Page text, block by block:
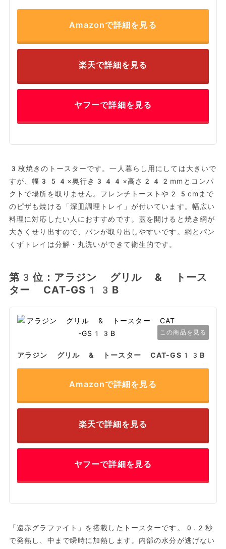
Amazonで詳細を見る
楽天で詳細を見る
ヤフーで詳細を見る
3枚焼きのトースターです。一人暮らし用にしては大きいで
すが、幅354×奥行き344×高さ242mmとコンパ
クトで場所を取りません。フレンチトーストや25cmまで
のピザも焼ける「深皿調理トレイ」が付いています。幅広い
料理に対応したい人におすすめです。蓋を開けると焼き網が
大きくせり出すので、パンが取り出しやすいです。網とパン
くずトレイは分解・丸洗いができて衛生的です。
第3位：アラジン グリル & トース
ター CAT-GS13B
この商品を見る
アラジン グリル & トースター CAT-GS13B
Amazonで詳細を見る
楽天で詳細を見る
ヤフーで詳細を見る
「遠赤グラファイト」を搭載したトースターです。0.2秒
で発熱し、中まで瞬時に加熱します。内部の水分が逃げない